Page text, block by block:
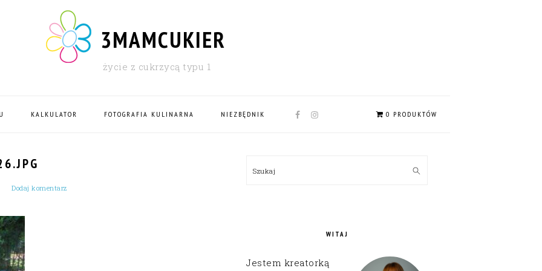
3MAMCUKIER
życie z cukrzycą typu 1
KALKULATOR FOTOGRAFIA KULINARNA NIEZBĘDNIK
NAV
0 PRODUKTÓW
Dodaj komentarz
SIDEBAR
Szukaj
WITAJ
Jestem kreatorką